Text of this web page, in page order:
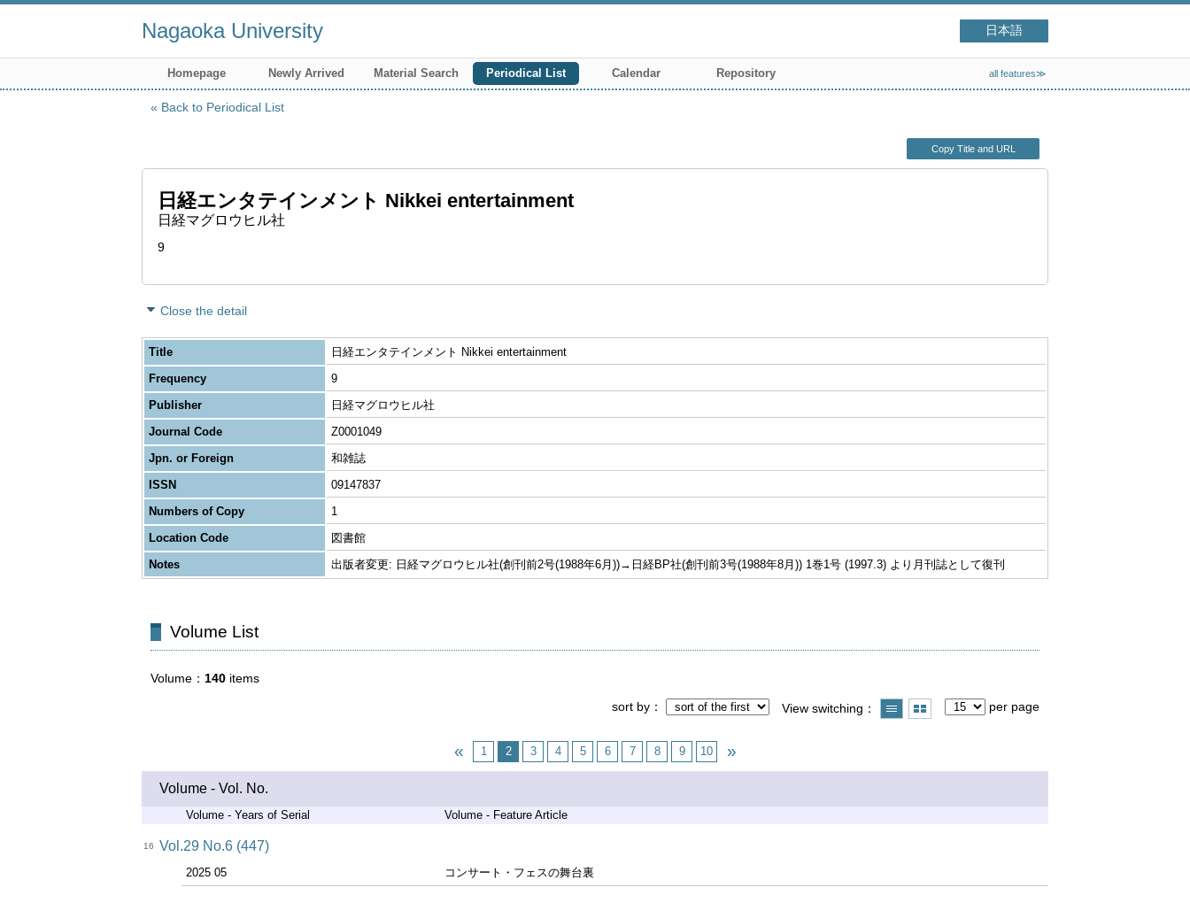
Nagaoka University 日本語
Homepage Newly Arrived Material Search Periodical List Calendar Repository all features≫
Back to Periodical List
Copy Title and URL
日経エンタテインメント Nikkei entertainment
日経マグロウヒル社
9
Close the detail
Title
日経エンタテインメント Nikkei entertainment
Frequency
9
Publisher
日経マグロウヒル社
Journal Code
Z0001049
Jpn. or Foreign
和雑誌
ISSN
09147837
Numbers of Copy
1
Location Code
図書館
Notes
出版者変更: 日経マグロウヒル社(創刊前2号(1988年6月))→日経BP社(創刊前3号(1988年8月)) 1巻1号 (1997.3) より月刊誌として復刊
Volume List
Volume 140 items
sort by
View switching per page
1 2 3 4 5 6 7 8 9 10
Volume - Vol. No.
Volume - Years of Serial Volume - Feature Article
16 Vol.29 No.6 (447)
2025 05 コンサート・フェスの舞台裏